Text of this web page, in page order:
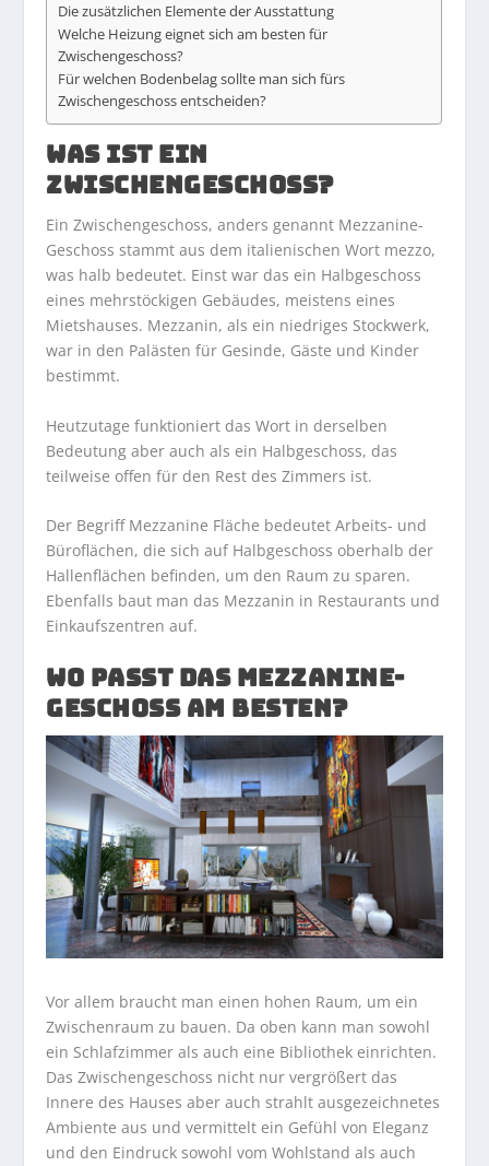
Die zusätzlichen Elemente der Ausstattung
Welche Heizung eignet sich am besten für
Zwischengeschoss?
Für welchen Bodenbelag sollte man sich fürs
Zwischengeschoss entscheiden?
WAS IST EIN
ZWISCHENGESCHOSS?
Ein Zwischengeschoss, anders genannt Mezzanine-
Geschoss stammt aus dem italienischen Wort mezzo,
was halb bedeutet. Einst war das ein Halbgeschoss
eines mehrstöckigen Gebäudes, meistens eines
Mietshauses. Mezzanin, als ein niedriges Stockwerk,
war in den Palästen für Gesinde, Gäste und Kinder
bestimmt.
Heutzutage funktioniert das Wort in derselben
Bedeutung aber auch als ein Halbgeschoss, das
teilweise offen für den Rest des Zimmers ist.
Der Begriff Mezzanine Fläche bedeutet Arbeits- und
Büroflächen, die sich auf Halbgeschoss oberhalb der
Hallenflächen befinden, um den Raum zu sparen.
Ebenfalls baut man das Mezzanin in Restaurants und
Einkaufszentren auf.
WO PASST DAS MEZZANINE-
GESCHOSS AM BESTEN?
Vor allem braucht man einen hohen Raum, um ein
Zwischenraum zu bauen. Da oben kann man sowohl
ein Schlafzimmer als auch eine Bibliothek einrichten.
Das Zwischengeschoss nicht nur vergrößert das
Innere des Hauses aber auch strahlt ausgezeichnetes
Ambiente aus und vermittelt ein Gefühl von Eleganz
und den Eindruck sowohl vom Wohlstand als auch